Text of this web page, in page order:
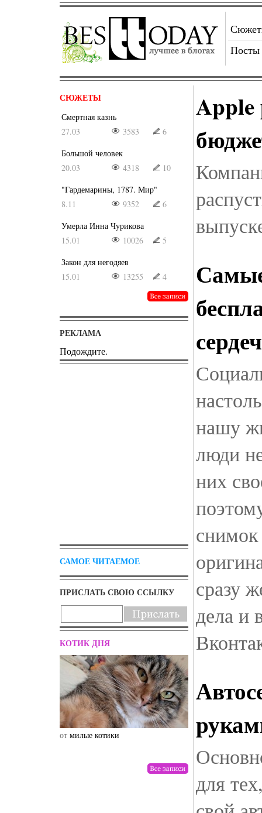
Посты
СЮЖЕТЫ
Смертная казнь
27.03
3583
6
Большой человек
20.03
4318
10
"Гардемарины, 1787. Мир"
8.11
9352
6
Умерла Инна Чурикова
15.01
10026
5
Закон для негодяев
15.01
13255 4
РЕКЛАМА
Подождите.
САМОЕ ЧИТАЕМОЕ
ПРИСЛАТЬ СВОЮ ССЫЛКУ
КОТИК ДНЯ
от милые котики от drunktwi
Apple
нашу
люди
них
сразу
дела и
для